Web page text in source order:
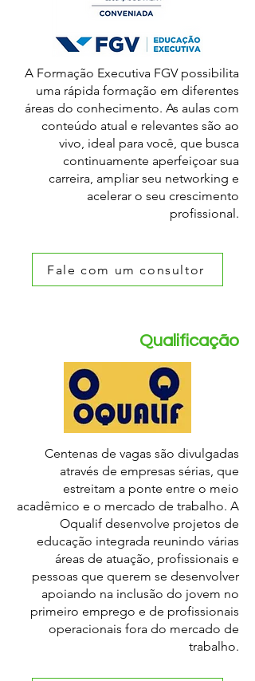
A Formação Executiva FGV possibilita
uma rápida formação em diferentes
áreas do conhecimento. As aulas com
conteúdo atual e relevantes são ao
vivo, ideal para você, que busca
continuamente aperfeiçoar sua
carreira, ampliar seu networking e
acelerar o seu crescimento
profissional.
Fale com um consultor
Qualificação
Centenas de vagas são divulgadas
através de empresas sérias, que
estreitam a ponte entre o meio
acadêmico e o mercado de trabalho. A
Oqualif desenvolve projetos de
educação integrada reunindo várias
áreas de atuação, profissionais e
pessoas que querem se desenvolver
apoiando na inclusão do jovem no
primeiro emprego e de profissionais
operacionais fora do mercado de
trabalho.